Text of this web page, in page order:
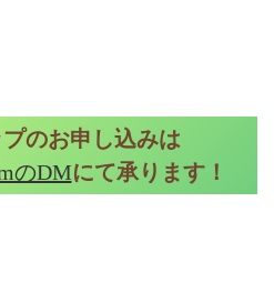
のお申し込みは
のDMにて承ります！